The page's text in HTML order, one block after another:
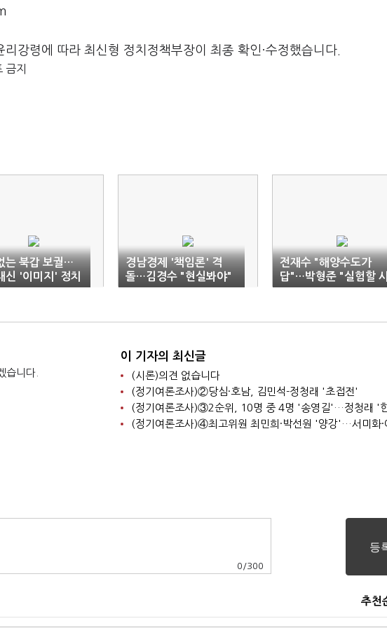
강령에 따라 최신형 정치정책부장이 최종 확인·수정했습니다.
지
는 북갑 보궐…
신 '이미지' 정치
경남경제 '책임론' 격
돌…김경수 "현실봐야"
박완수 "왜곡 중단"
전재수 "해양수도가
답"…박형준 "실험할
간 없다"
습니다.
이 기자의 최신글
(시론)의견 없습니다
(정기여론조사)②당심·호남, 김민석-정청래 '초접전'
0 /300
추천